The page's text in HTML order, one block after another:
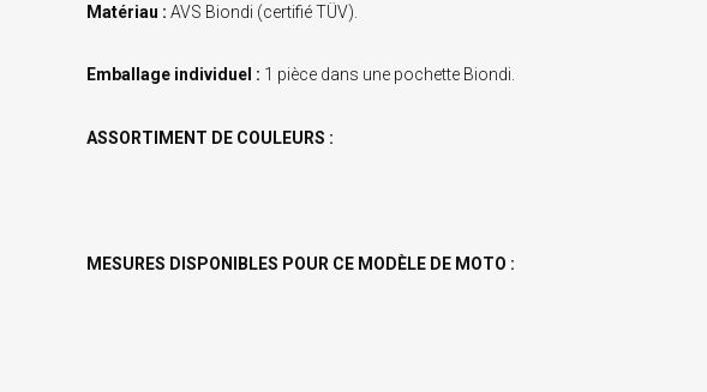
Matériau : AVS Biondi (certifié TÜV).
Emballage individuel : 1 pièce dans une pochette Biondi.
ASSORTIMENT DE COULEURS :
MESURES DISPONIBLES POUR CE MODÈLE DE MOTO :